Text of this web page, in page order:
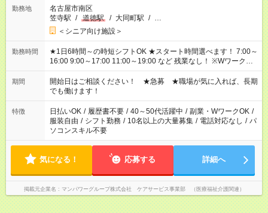
勤務地
名古屋市南区
笠寺駅 / 道徳駅 / 大同町駅 / …
＜シニア向け施設＞
勤務時間
★1日6時間～の時短シフトOK ★スタート時間選べます！ 7:00～
16:00 9:00～17:00 11:00～19:00 など 残業なし！ ※Wワークの
場合、他のお仕事と合わせ週40時間超の就業はご案内できませ
ん ※法令に基づき、週20時間以上勤務は社会保険への加入対象
となります ※労働者派遣法（日雇い派遣の原則禁止）により、
短時間・短期間の就業はご案内が難しい場合があります
期間
開始日はご相談ください！ ★急募 ★職場が気に入れば、長期
でも働けます！
特徴 日払いOK / 履歴書不要 / 40～50代活躍中 / 副業・WワークOK /
服装自由 / シフト勤務 / 10名以上の大量募集 / 電話対応なし / パ
ソコンスキル不要
気になる！ 応募する 詳細へ
掲載元企業名 マンパワーグループ株式会社 ケアサービス事業部 （医療福祉介護関連）